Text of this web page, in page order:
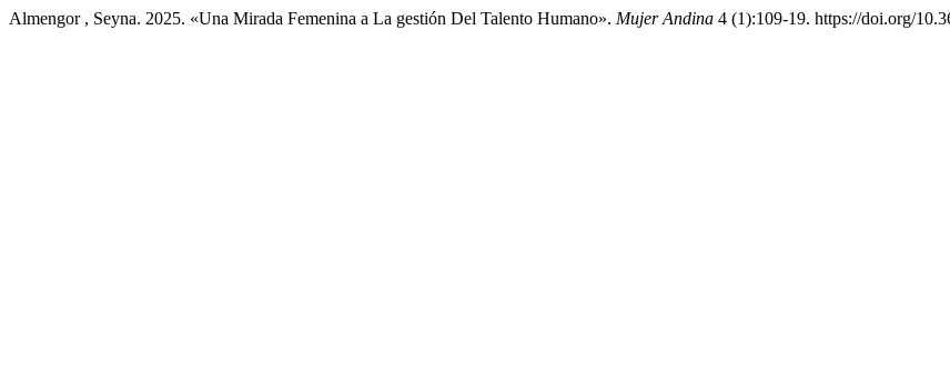
Almengor , Seyna. 2025. «Una Mirada Femenina a La gestión Del Talento Humano». Mujer Andina 4 (1):109-19. https://doi.org/